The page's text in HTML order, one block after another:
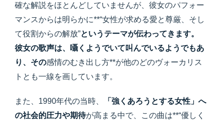
確な解説をほとんどしていませんが、彼女のパフォー
マンスからは明らかに**“女性が求める愛と尊厳、そし
て役割からの解放”というテーマが伝わってきます。
彼女の歌声は、囁くようでいて叫んでいるようでもあ
り、その感情のむき出し方**が他のどのヴォーカリス
トとも一線を画しています。
また、1990年代の当時、
「強くあろうとする女性」へ
の社会的圧力や期待が高まる中で、この曲は**“優しく